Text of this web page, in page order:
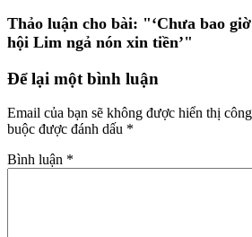
Thảo luận cho bài: "‘Chưa bao
hội Lim ngả nón xin tiền’"
Để lại một bình luận
Email của bạn sẽ không được hiển thị
buộc được đánh dấu *
Bình luận *